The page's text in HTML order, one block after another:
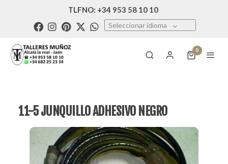
TLFNO: +34 953 58 10 10
Seleccionar idioma
0
11-5 JUNQUILLO ADHESIVO NEGRO